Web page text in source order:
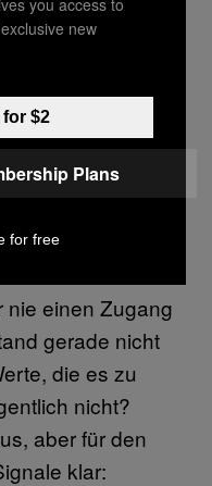
“muslimische
besonders
Zac
besser. “Als
mit einer
nie einen Zugang
gerade nicht
die es zu
nicht?
aber für den
klar:
new
$2
Plans
for free